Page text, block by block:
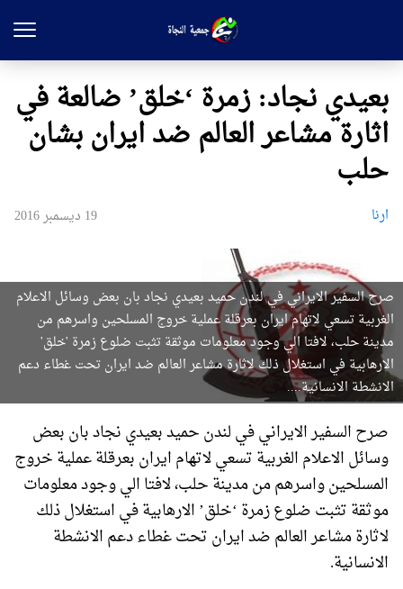
بعيدي نجاد: زمرة ‘خلق’ ضالعة في
اثارة مشاعر العالم ضد ايران بشان
حلب
ارنا 19 ديسمبر 2016
صرح السفير الايراني في لندن حميد بعيدي نجاد بان بعض وسائل الاعلام
الغربية تسعي لاتهام ايران بعرقلة عملية خروج المسلحين واسرهم من
مدينة حلب، لافتا الي وجود معلومات موثقة تثبت ضلوع زمرة 'خلق'
الارهابية في استغلال ذلك لاثارة مشاعر العالم ضد ايران تحت غطاء دعم
الانشطة الانسانية....
صرح السفير الايراني في لندن حميد بعيدي نجاد بان بعض
وسائل الاعلام الغربية تسعي لاتهام ايران بعرقلة عملية خروج
المسلحين واسرهم من مدينة حلب، لافتا الي وجود معلومات
موثقة تثبت ضلوع زمرة ‘خلق’ الارهابية في استغلال ذلك
لاثارة مشاعر العالم ضد ايران تحت غطاء دعم الانشطة
الانسانية.